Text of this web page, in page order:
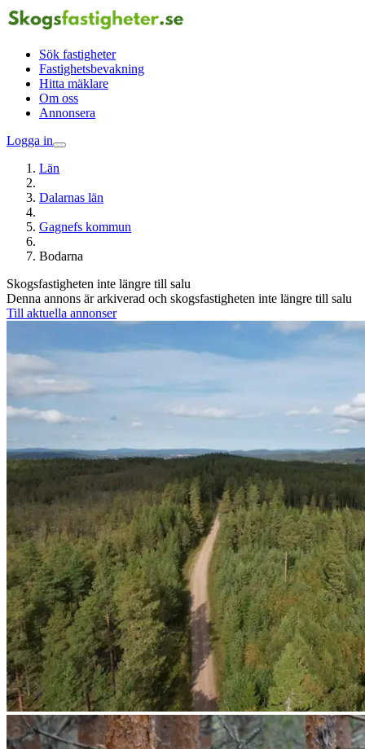
Sök fastigheter
Fastighetsbevakning
Hitta mäklare
Om oss
Annonsera
Logga in
Län
Dalarnas län
Gagnefs kommun
Bodarna
Skogsfastigheten inte längre till salu
Denna annons är arkiverad och skogsfastigheten inte längre till salu
Till aktuella annonser